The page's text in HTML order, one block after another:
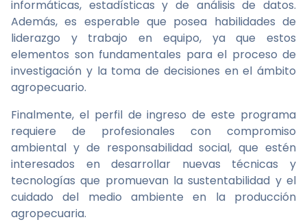
informáticas, estadísticas y de análisis de datos.
Además, es esperable que posea habilidades de
liderazgo y trabajo en equipo, ya que estos
elementos son fundamentales para el proceso de
investigación y la toma de decisiones en el ámbito
agropecuario.
Finalmente, el perfil de ingreso de este programa
requiere de profesionales con compromiso
ambiental y de responsabilidad social, que estén
interesados en desarrollar nuevas técnicas y
tecnologías que promuevan la sustentabilidad y el
cuidado del medio ambiente en la producción
agropecuaria.